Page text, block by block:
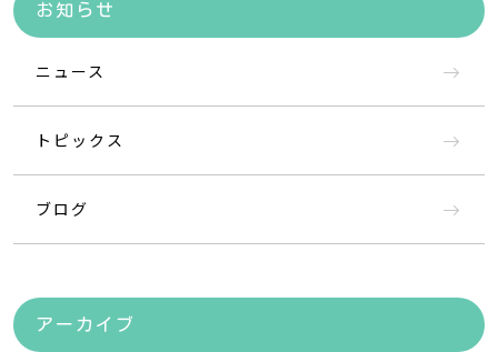
お知らせ
ニュース
トピックス
ブログ
アーカイブ